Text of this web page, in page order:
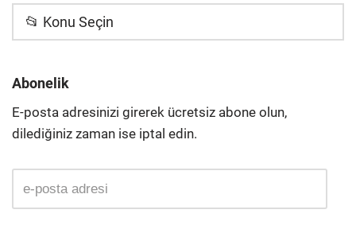
📂 Konu Seçin
Abonelik
E-posta adresinizi girerek ücretsiz abone olun,
dilediğiniz zaman ise iptal edin.